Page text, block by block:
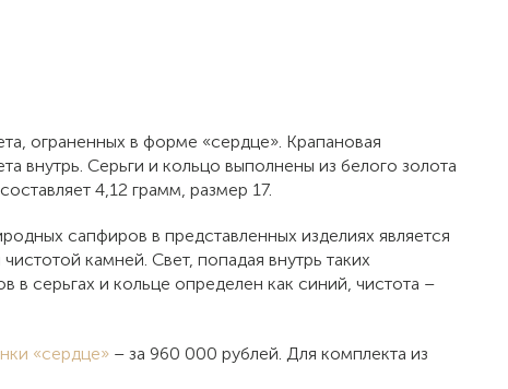
ограненных в форме «сердце». Крапановая
внутрь. Серьги и кольцо выполнены из белого золота
4,12 грамм, размер 17.
сапфиров в представленных изделиях является
камней. Свет, попадая внутрь таких
серьгах и кольце определен как синий, чистота –
«сердце» – за 960 000 рублей. Для комплекта из